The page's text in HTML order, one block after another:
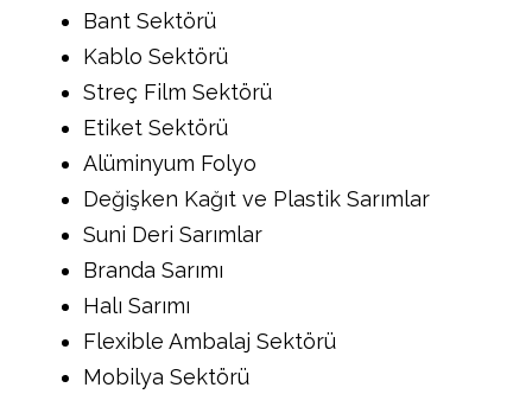
Bant Sektörü
Kablo Sektörü
Streç Film Sektörü
Etiket Sektörü
Alüminyum Folyo
Değişken Kağıt ve Plastik Sarımlar
Suni Deri Sarımlar
Branda Sarımı
Halı Sarımı
Flexible Ambalaj Sektörü
Mobilya Sektörü